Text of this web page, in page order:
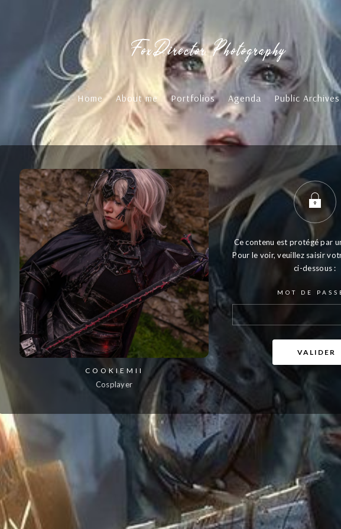
Home About me Portfolios Agenda Public Archives
COOKIEMII
Cosplayer
Ce contenu est protégé par
Pour le voir, veuillez saisir
ci-dessous :
MOT DE